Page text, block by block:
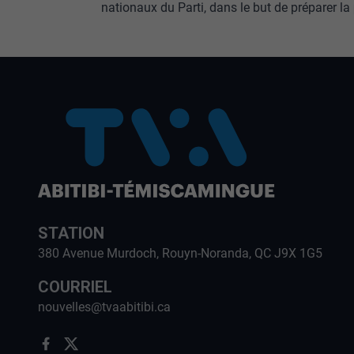
nationaux du Parti, dans le but de préparer
STATION
380 Avenue Murdoch, Rouyn-Noranda, QC J9X 1G5
COURRIEL
nouvelles@tvaabitibi.ca